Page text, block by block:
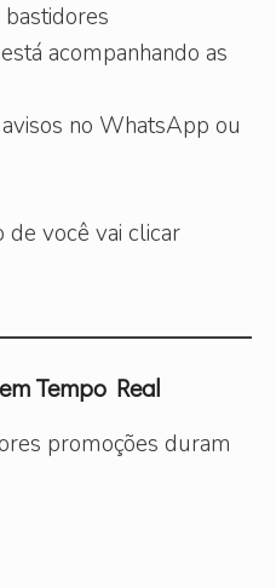
acompanhando as
no WhatsApp ou
você vai clicar
Tempo Real
promoções duram